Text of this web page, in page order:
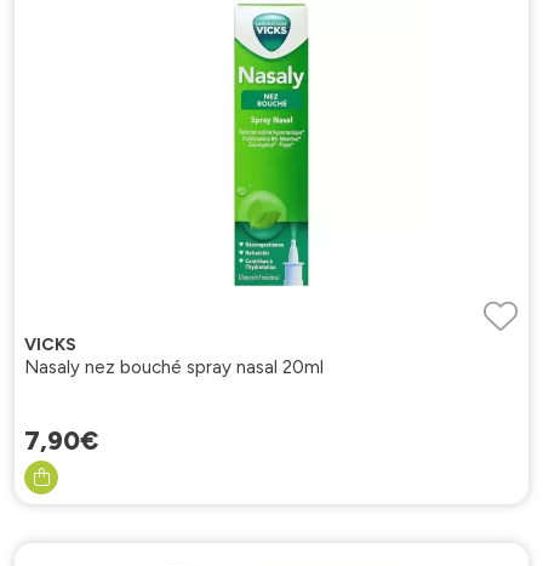
VICKS
Nasaly nez bouché spray nasal 20ml
7,90€